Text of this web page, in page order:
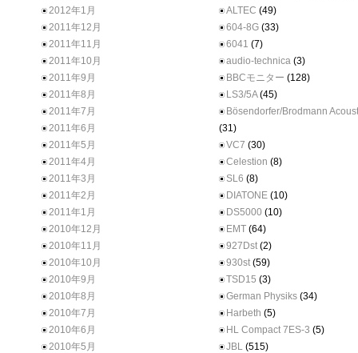
2012年1月
2011年12月
2011年11月
2011年10月
2011年9月
2011年8月
2011年7月
2011年6月
2011年5月
2011年4月
2011年3月
2011年2月
2011年1月
2010年12月
2010年11月
2010年10月
2010年9月
2010年8月
2010年7月
2010年6月
2010年5月
ALTEC (49)
604-8G (33)
6041 (7)
audio-technica (3)
BBCモニター (128)
LS3/5A(45)
Bösendorfer/Brodmann
(31)
VC7 (30)
Celestion (8)
SL6 (8)
DIATONE (10)
DS5000 (10)
EMT (64)
927Dst (2)
930st (59)
TSD15 (3)
German Physiks (34)
Harbeth (5)
HL Compact 7ES-3 (5)
JBL (515)